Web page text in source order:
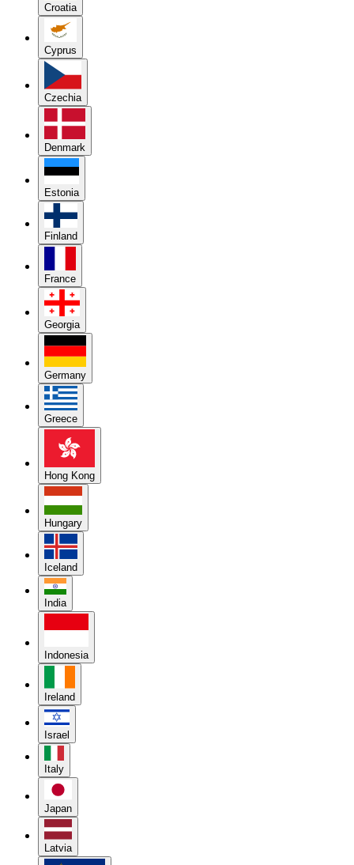
Croatia
Cyprus
Czechia
Denmark
Estonia
Finland
France
Georgia
Germany
Greece
Hong Kong
Hungary
Iceland
India
Indonesia
Ireland
Israel
Italy
Japan
Latvia